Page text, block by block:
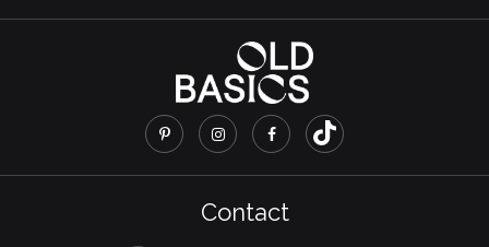
Contact